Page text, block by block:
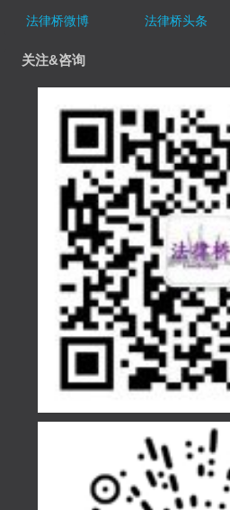
法律桥微博
法律桥头条
关注&咨询